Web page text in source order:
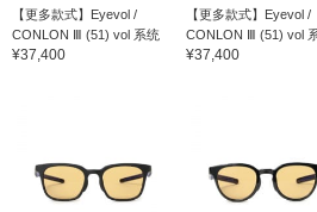
【更多款式】Eyevol /
CONLON Ⅲ (51) vol 系统
¥37,400
【更多款式】Eyevol /
CONLON Ⅲ (51) vol
¥37,400